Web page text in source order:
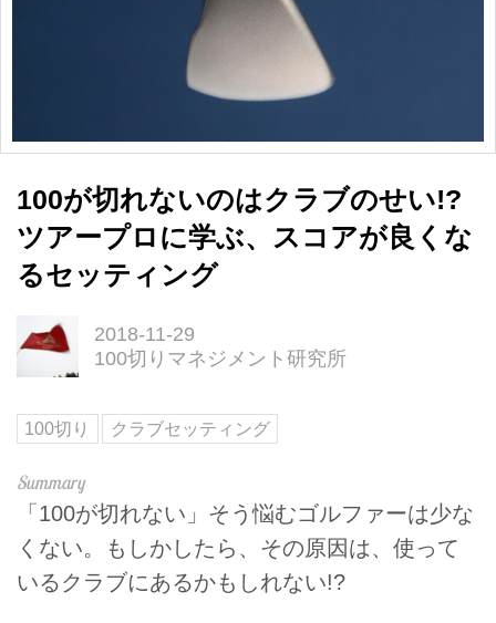
100が切れないのはクラブのせい!?
ツアープロに学ぶ、スコアが良くな
るセッティング
2018-11-29
100切りマネジメント研究所
100切り クラブセッティング
「100が切れない」そう悩むゴルファーは少な
くない。もしかしたら、その原因は、使って
いるクラブにあるかもしれない!?